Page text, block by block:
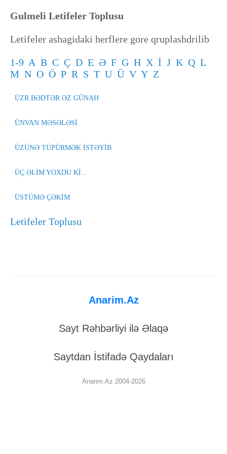
Gulmeli Letifeler Toplusu
Letifeler ashagidaki herflere gore qruplashdrilib
1-9 A B C Ç D E Ə F G H X İ J K Q L
M N O Ö P R S T U Ü V Y Z
ÜZR BƏDTƏR ƏZ GÜNAH
ÜNVAN MƏSƏLƏSİ
ÜZÜNƏ TÜPÜRMƏK İSTƏYİB
ÜÇ ƏLİM YOXDU Kİ...
ÜSTÜMƏ ÇƏKİM
Letifeler Toplusu
Anarim.Az
Sayt Rəhbərliyi ilə Əlaqə
Saytdan İstifadə Qaydaları
Anarim.Az 2004-2026